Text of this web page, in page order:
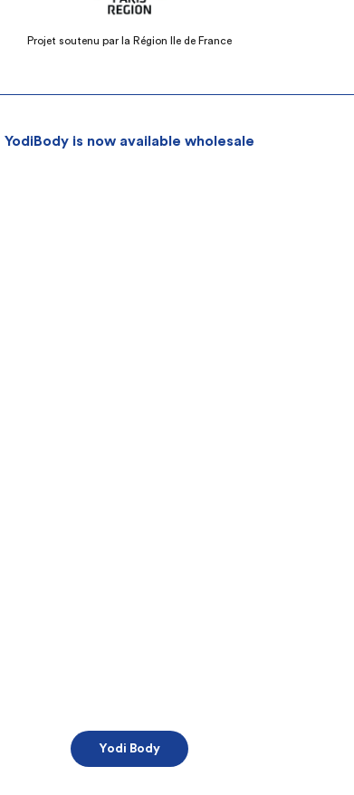
Projet soutenu par la Région Ile de France
YodiBody is now available wholesale
Yodi Body